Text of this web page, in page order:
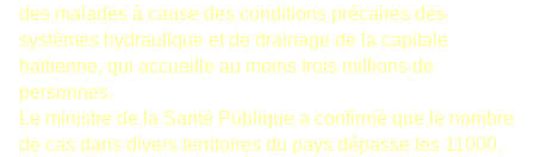
des malades à cause des conditions précaires des
systèmes hydraulique et de drainage de la capitale
haïtienne, qui accueille au moins trois millions de
personnes.
Le ministre de la Santé Publique a confirmé que le nombre
de cas dans divers territoires du pays dépasse les 11000.